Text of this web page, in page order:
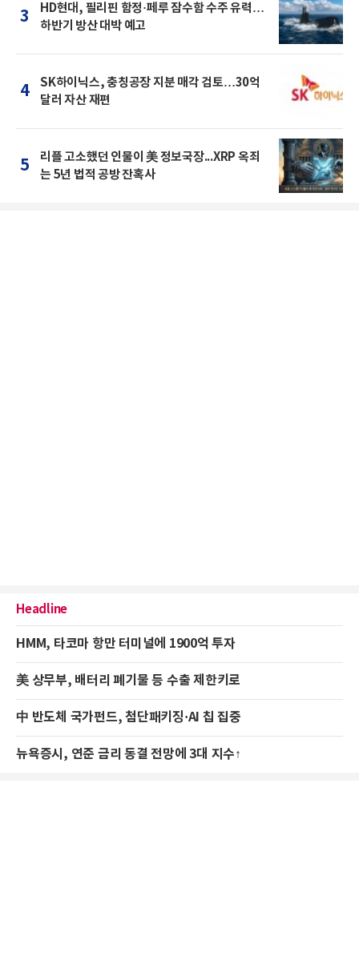
3
HD현대, 필리핀 함정·페루 잠수함 수주 유력…
하반기 방산 대박 예고
4
SK하이닉스, 충칭공장 지분 매각 검토…30억
달러 자산 재편
5
리플 고소했던 인물이 美 정보국장...XRP 옥죄
는 5년 법적 공방 잔혹사
Headline
HMM, 타코마 항만 터미널에 1900억 투자
美 상무부, 배터리 폐기물 등 수출 제한키로
中 반도체 국가펀드, 첨단패키징·AI 칩 집중
뉴욕증시, 연준 금리 동결 전망에 3대 지수↑